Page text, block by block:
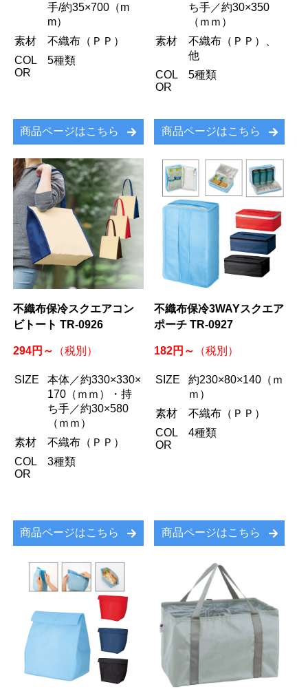
手/約35×700（m
m）
素材
不織布（ＰＰ）
COL
OR
5種類
商品ページはこちら
ち手／約30×350
（ｍｍ）
素材
不織布（ＰＰ）、
他
COL
OR
5種類
商品ページはこちら
不織布保冷スクエアコン
ビトート TR-0926
294円～ （税別）
SIZE
本体／約330×330×
170（ｍｍ）・持
ち手／約30×580
（ｍｍ）
素材
不織布（ＰＰ）
COL
OR
3種類
商品ページはこちら
不織布保冷3WAYスクエア
ポーチ TR-0927
182円～ （税別）
SIZE
約230×80×140（ｍ
ｍ）
素材
不織布（ＰＰ）
COL
OR
4種類
商品ページはこちら